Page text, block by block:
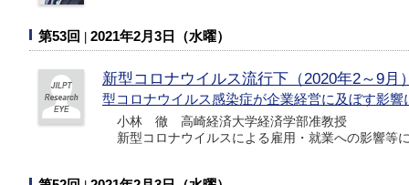
第53回 2021年2月3日（水曜）
新型コロナウイルス流行下（2020年2～9月
型コロナウイルス感染症が企業経営に及ぼす影
小林 徹 高崎経済大学経済学部准教授
新型コロナウイルスによる雇用・就業への影響等